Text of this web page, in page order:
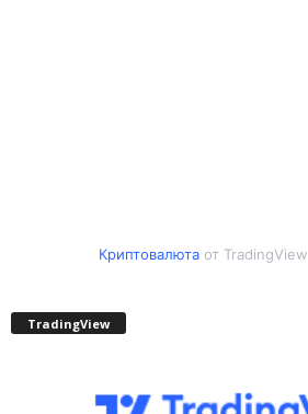
Криптовалютаот TradingView
TradingView